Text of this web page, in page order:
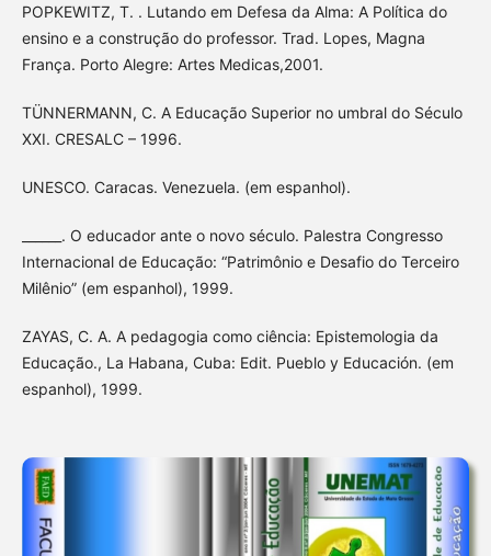
POPKEWITZ, T. . Lutando em Defesa da Alma: A Política do
ensino e a construção do professor. Trad. Lopes, Magna
França. Porto Alegre: Artes Medicas,2001.
TÜNNERMANN, C. A Educação Superior no umbral do Século
XXI. CRESALC – 1996.
UNESCO. Caracas. Venezuela. (em espanhol).
______. O educador ante o novo século. Palestra Congresso
Internacional de Educação: “Patrimônio e Desafio do Terceiro
Milênio” (em espanhol), 1999.
ZAYAS, C. A. A pedagogia como ciência: Epistemologia da
Educação., La Habana, Cuba: Edit. Pueblo y Educación. (em
espanhol), 1999.